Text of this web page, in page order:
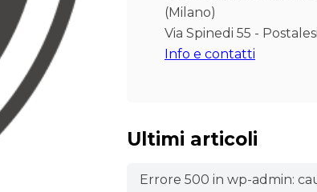
(Milano)
Via Spinedi 55 -
Info e contatti
Ultimi articoli
Errore 500 in wp-admin: